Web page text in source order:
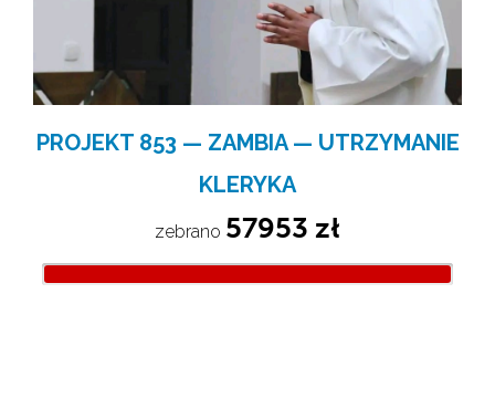
PROJEKT 853 — ZAMBIA — UTRZYMANIE
KLERYKA
zebrano 57953 zł